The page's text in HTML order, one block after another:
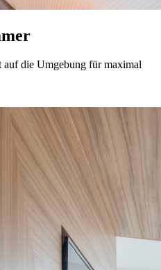
die Umgebung für maximal